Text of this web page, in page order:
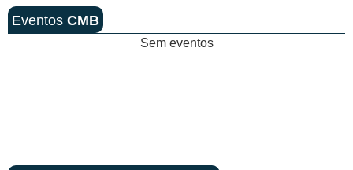
Eventos CMB
Sem eventos